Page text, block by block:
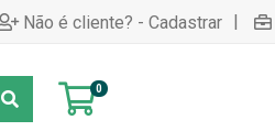
Não é cliente? - Cadastrar |
0